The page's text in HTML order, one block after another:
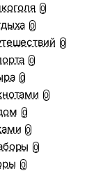
0
0
0
0
0
0
0
0
0
0